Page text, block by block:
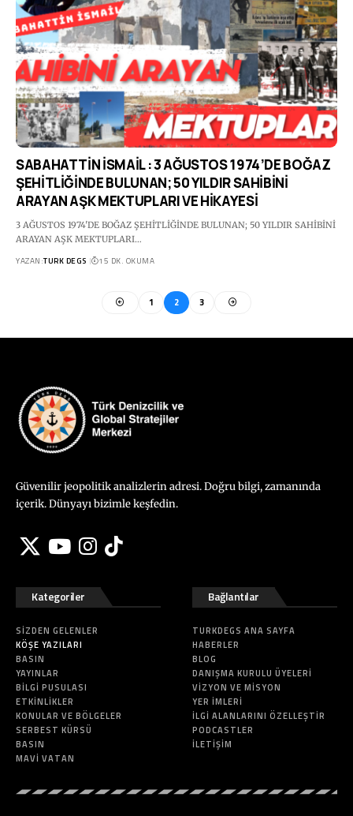
SABAHATTİN İSMAİL : 3 AĞUSTOS 1974’DE BOĞAZ
ŞEHİTLİĞİNDE BULUNAN; 50 YILDIR SAHİBİNİ
ARAYAN AŞK MEKTUPLARI VE HİKAYESİ
3 AĞUSTOS 1974'DE BOĞAZ ŞEHİTLİĞİNDE BULUNAN; 50 YILDIR SAHİBİNİ
ARAYAN AŞK MEKTUPLARI…
YAZAN:TURK DEGS 15 DK. OKUMA
1 2 3
Güvenilir jeopolitik analizlerin adresi. Doğru bilgi, zamanında
içerik. Dünyayı bizimle keşfedin.
Kategoriler
SIZDEN GELENLER
KÖŞE YAZILARI
BASIN
YAYINLAR
BILGI PUSULASI
ETKINLIKLER
KONULAR VE BÖLGELER
SERBEST KÜRSÜ
BASIN
MAVI VATAN
Bağlantılar
TURKDEGS ANA SAYFA
HABERLER
BLOG
DANIŞMA KURULU ÜYELERI
VIZYON VE MISYON
YER İMLERI
İLGI ALANLARINI ÖZELLEŞTIR
PODCASTLER
İLETIŞIM